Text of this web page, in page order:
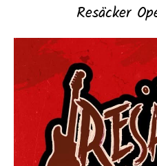
Resäcker